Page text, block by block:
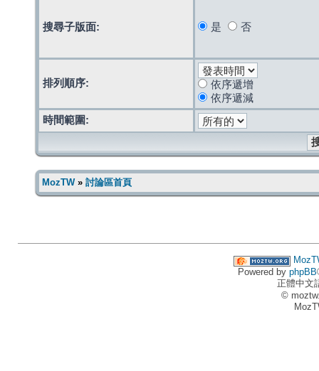
搜尋子版面: 是 否
排列順序:
依序遞增
依序遞減
時間範圍:
MozTW» 討論區首頁
Powered by phpBB
正體中文
©